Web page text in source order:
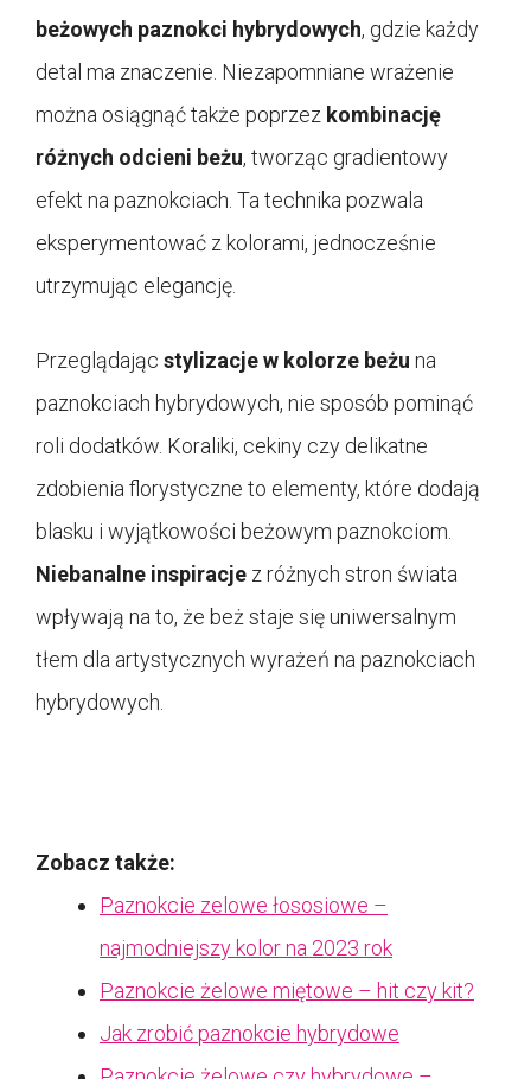
beżowych paznokci hybrydowych, gdzie każdy
detal ma znaczenie. Niezapomniane wrażenie
można osiągnąć także poprzez kombinację
różnych odcieni beżu, tworząc gradientowy
efekt na paznokciach. Ta technika pozwala
eksperymentować z kolorami, jednocześnie
utrzymując elegancję.
Przeglądając stylizacje w kolorze beżu na
paznokciach hybrydowych, nie sposób pominąć
roli dodatków. Koraliki, cekiny czy delikatne
zdobienia florystyczne to elementy, które dodają
blasku i wyjątkowości beżowym paznokciom.
Niebanalne inspiracje z różnych stron świata
wpływają na to, że beż staje się uniwersalnym
tłem dla artystycznych wyrażeń na paznokciach
hybrydowych.
Zobacz także:
Paznokcie zelowe łososiowe –
najmodniejszy kolor na 2023 rok
Paznokcie żelowe miętowe – hit czy kit?
Jak zrobić paznokcie hybrydowe